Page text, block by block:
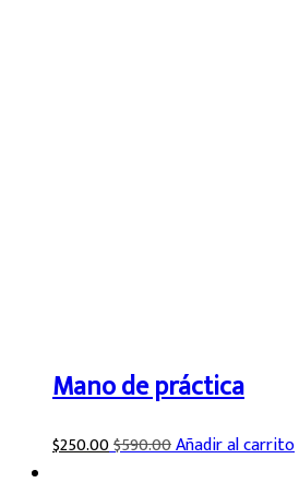
Mano de práctica
$250.00$590.00Añadir al carrito